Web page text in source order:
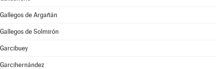
Gallegos de Argañán
Gallegos de Solmirón
Garcibuey
Garcihernández